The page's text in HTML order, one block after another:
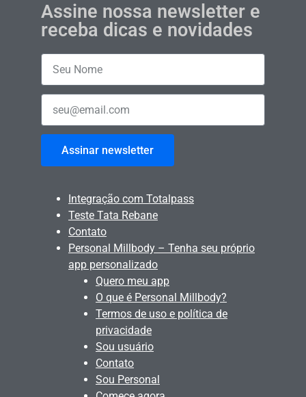
Assine nossa newsletter e
receba dicas e novidades
Assinar newsletter
Integração com Totalpass
Teste Tata Rebane
Contato
Personal Millbody – Tenha seu próprio
app personalizado
Quero meu app
O que é Personal Millbody?
Termos de uso e política de
privacidade
Sou usuário
Contato
Sou Personal